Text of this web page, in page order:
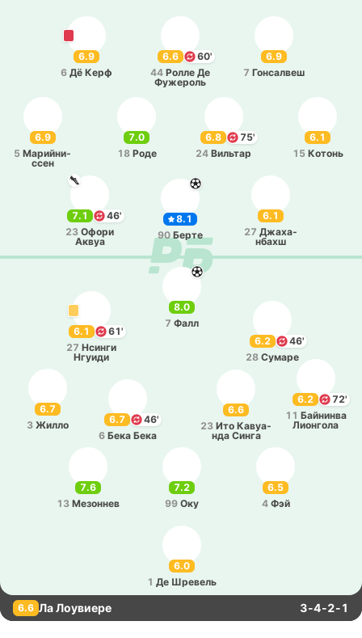
6.9
7 Го­нса­лвеш
6.6
60'
44 Ролле Де
Фу­же­роль
6.9
6 Дё Керф
7.0
18 Роде
6.9
5 Ма­рий­ни­
ссен
6.1
15 Котонь
6.8
75'
24 Ви­льтар
6.1
27 Джа­ха­
нбахш
8.1
90 Берте
7.1
46'
23 Офори
Аквуа
6.0
1 Де Шре­вель
6.5
4 Фэй
7.2
99 Оку
7.6
13 Ме­зо­ннев
6.2
46'
28 Сумаре
6.7
46'
6 Бека Бека
6.1
61'
27 Нсинги
Нгуиди
6.2
72'
11 Бай­ни­нва
Лио­нго­ла
6.7
3 Жилло
6.6
23 Ито Ка­вуа­
нда Синга
8.0
7 Фалл
6.6 Ла Лоувиере 3-4-2-1